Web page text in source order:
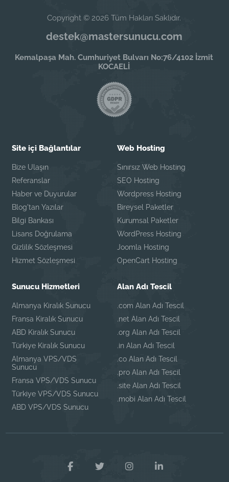
Copyright © 2026 Tüm Hakları Saklıdır.
destek@mastersunucu.com
Kemalpaşa Mah. Cumhuriyet Bulvarı No:76/4102 İzmit
KOCAELİ
Site içi Bağlantılar
Bize Ulaşın
Referanslar
Haber ve Duyurular
Blog'tan Yazılar
Bilgi Bankası
Lisans Doğrulama
Gizlilik Sözleşmesi
Hizmet Sözleşmesi
Web Hosting
Sınırsız Web Hosting
SEO Hosting
Wordpress Hosting
Bireysel Paketler
Kurumsal Paketler
WordPress Hosting
Joomla Hosting
OpenCart Hosting
Sunucu Hizmetleri
Almanya Kiralık Sunucu
Fransa Kiralık Sunucu
ABD Kiralık Sunucu
Türkiye Kiralık Sunucu
Almanya VPS/VDS
Sunucu
Fransa VPS/VDS Sunucu
Türkiye VPS/VDS Sunucu
ABD VPS/VDS Sunucu
Alan Adı Tescil
.com Alan Adı Tescil
.net Alan Adı Tescil
.org Alan Adı Tescil
.in Alan Adı Tescil
.co Alan Adı Tescil
.pro Alan Adı Tescil
.site Alan Adı Tescil
.mobi Alan Adı Tescil